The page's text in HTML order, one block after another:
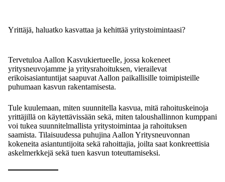
Yrittäjä, haluatko kasvattaa ja kehittää yritystoimintaasi?
Tervetuloa Aallon Kasvukiertueelle, jossa kokeneet
yritysneuvojamme ja yritysrahoituksen, vierailevat
erikoisasiantuntijat saapuvat Aallon paikallisille toimipisteille
puhumaan kasvun rakentamisesta.
Tule kuulemaan, miten suunnitella kasvua, mitä rahoituskeinoja
yrittäjillä on käytettävissään sekä, miten taloushallinnon kumppani
voi tukea suunnitelmallista yritystoimintaa ja rahoituksen
saamista. Tilaisuudessa puhujina Aallon Yritysneuvonnan
kokeneita asiantuntijoita sekä rahoittajia, joilta saat konkreettisia
askelmerkkejä sekä tuen kasvun toteuttamiseksi.